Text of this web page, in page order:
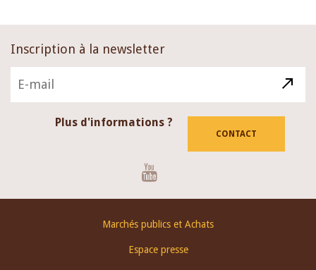
Inscription à la newsletter
Plus d'informations ?
CONTACT
Marchés publics et Achats
Espace presse